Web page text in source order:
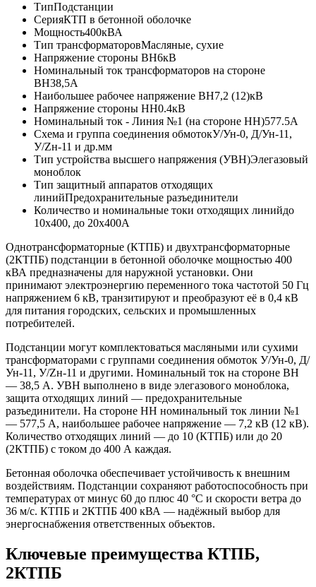
ТипПодстанции
СерияКТП в бетонной оболочке
Мощность400кВА
Тип трансформаторовМасляные, сухие
Напряжение стороны ВН6кВ
Номинальный ток трансформаторов на стороне
ВН38,5А
Наибольшее рабочее напряжение ВН7,2 (12)кВ
Напряжение стороны НН0.4кВ
Номинальный ток - Линия №1 (на стороне НН)577.5А
Схема и группа соединения обмотокУ/Ун-0, Д/Ун-11,
У/Zн-11 и др.мм
Тип устройства высшего напряжения (УВН)Элегазовый
моноблок
Тип защитный аппаратов отходящих
линийПредохранительные разъединители
Количество и номинальные токи отходящих линийдо
10х400, до 20х400А
Однотрансформаторные (КТПБ) и двухтрансформаторные
(2КТПБ) подстанции в бетонной оболочке мощностью 400
кВА предназначены для наружной установки. Они
принимают электроэнергию переменного тока частотой 50 Гц
напряжением 6 кВ, транзитируют и преобразуют её в 0,4 кВ
для питания городских, сельских и промышленных
потребителей.
Подстанции могут комплектоваться масляными или сухими
трансформаторами с группами соединения обмоток У/Ун-0, Д/
Ун-11, У/Zн-11 и другими. Номинальный ток на стороне ВН
— 38,5 А. УВН выполнено в виде элегазового моноблока,
защита отходящих линий — предохранительные
разъединители. На стороне НН номинальный ток линии №1
— 577,5 А, наибольшее рабочее напряжение — 7,2 кВ (12 кВ).
Количество отходящих линий — до 10 (КТПБ) или до 20
(2КТПБ) с током до 400 А каждая.
Бетонная оболочка обеспечивает устойчивость к внешним
воздействиям. Подстанции сохраняют работоспособность при
температурах от минус 60 до плюс 40 °С и скорости ветра до
36 м/с. КТПБ и 2КТПБ 400 кВА — надёжный выбор для
энергоснабжения ответственных объектов.
Ключевые преимущества КТПБ,
2КТПБ